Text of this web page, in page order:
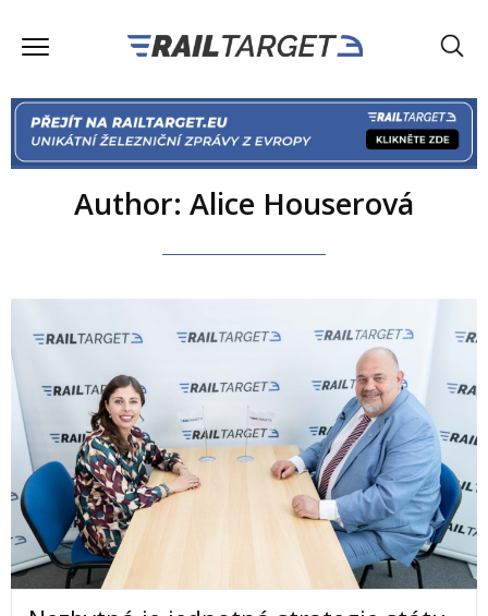
Author: Alice Houserová